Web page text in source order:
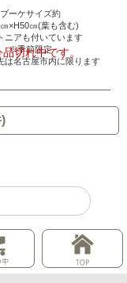
ブーケサイズ約
×H50㎝(葉も含む)
ニアも付いています
※季節限定
は名古屋市内に限ります
品切れ中です。